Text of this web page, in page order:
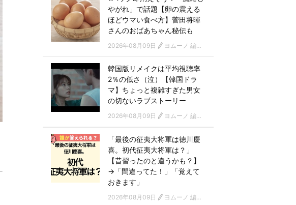
やがれ」で話題【卵の震える
ほどウマい食べ方】菅田将暉
さんのおばあちゃん秘伝も
2026年08月09日 ヨムーノ 編集部
韓国版リメイクは平均視聴率
2％の低さ（泣）【韓国ドラ
マ】ちょっと複雑すぎた男女
の切ないラブストーリー
2026年08月09日 ヨムーノ 編集部 韓国ドラマチーム
「最後の征夷大将軍は徳川慶
喜。初代征夷大将軍は？」
【昔習ったのと違うかも？】
→「間違ってた！」「覚えて
おきます」
2026年08月09日 ヨムーノ 編集部